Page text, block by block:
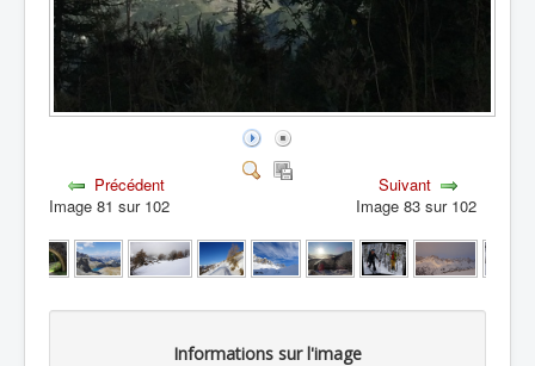
Précédent
Image 81 sur 102
Suivant
Image 83 sur 102
Informations sur l'image